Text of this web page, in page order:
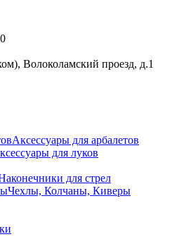
Волоколамский проезд, д.1
Аксессуары для арбалетов
для луков
для стрел
Чехлы, Колчаны, Киверы